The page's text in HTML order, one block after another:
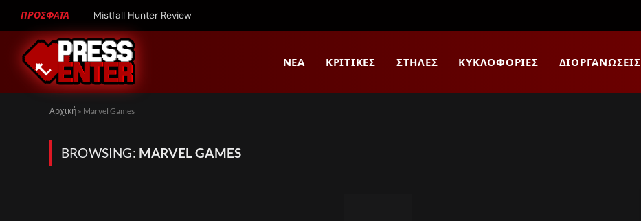
ΠΡΟΣΦΑΤΑ Mistfall Hunter Review
ΝΈΑ ΚΡΙΤΙΚΈΣ ΣΤΉΛΕΣ ΚΥΚΛΟΦΟΡΊΕΣ ΔΙΟΡΓΑΝΏΣΕΙΣ
Αρχική » Marvel Games
BROWSING: MARVEL GAMES